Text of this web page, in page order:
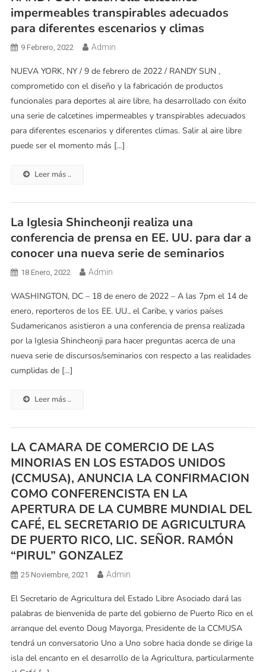
impermeables transpirables adecuados
para diferentes escenarios y climas
9 Febrero, 2022 Admin
NUEVA YORK, NY / 9 de febrero de 2022 / RANDY SUN ,
comprometido con el diseño y la fabricación de productos
funcionales para deportes al aire libre, ha desarrollado con éxito
una serie de calcetines impermeables y transpirables adecuados
para diferentes escenarios y diferentes climas. Salir al aire libre
puede ser el momento más […]
Leer más ..
La Iglesia Shincheonji realiza una
conferencia de prensa en EE. UU. para dar a
conocer una nueva serie de seminarios
18 Enero, 2022 Admin
WASHINGTON, DC – 18 de enero de 2022 – A las 7pm el 14 de
enero, reporteros de los EE. UU., el Caribe, y varios países
Sudamericanos asistieron a una conferencia de prensa realizada
por la Iglesia Shincheonji para hacer preguntas acerca de una
nueva serie de discursos/seminarios con respecto a las realidades
cumplidas de […]
Leer más ..
LA CAMARA DE COMERCIO DE LAS
MINORIAS EN LOS ESTADOS UNIDOS
(CCMUSA), ANUNCIA LA CONFIRMACION
COMO CONFERENCISTA EN LA
APERTURA DE LA CUMBRE MUNDIAL DEL
CAFÉ, EL SECRETARIO DE AGRICULTURA
DE PUERTO RICO, LIC. SEÑOR. RAMÓN
“PIRUL” GONZALEZ
25 Noviembre, 2021 Admin
El Secretario de Agricultura del Estado Libre Asociado dará las
palabras de bienvenida de parte del gobierno de Puerto Rico en el
arranque del evento Doug Mayorga, Presidente de la CCMUSA
tendrá un conversatorio Uno a Uno sobre hacia donde se dirige la
isla del encanto en el desarrollo de la Agricultura, particularmente